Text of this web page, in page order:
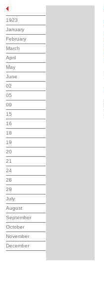
1923
January
February
March
April
May
June
02
05
09
15
16
18
19
20
21
24
28
29
July
August
September
October
November
December